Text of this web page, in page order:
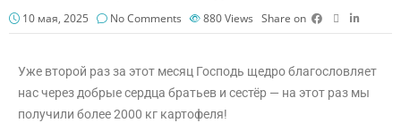
10 мая, 2025 No Comments 880Views Share on
Уже второй раз за этот месяц Господь щедро благословляет
нас через добрые сердца братьев и сестёр — на этот раз мы
получили более 2000 кг картофеля!